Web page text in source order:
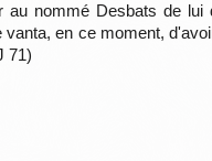
nommé Desbats de
en ce moment,
71)